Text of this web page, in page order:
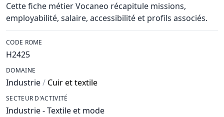
Cette fiche métier Vocaneo récapitule missions,
employabilité, salaire, accessibilité et profils associés.
CODE ROME
H2425
DOMAINE
Industrie/ Cuir et textile
SECTEUR D'ACTIVITÉ
Industrie - Textile et mode